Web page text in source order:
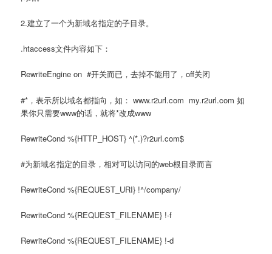
2.建立了一个为新域名指定的子目录。
.htaccess文件内容如下：
RewriteEngine on #开关而已，去掉不能用了，off关闭
#*，表示所以域名都指向，如： www.r2url.com my.r2url.com 如
果你只需要www的话，就将*改成www
RewriteCond %{HTTP_HOST} ^(*.)?r2url.com$
#为新域名指定的目录，相对可以访问的web根目录而言
RewriteCond %{REQUEST_URI} !^/company/
RewriteCond %{REQUEST_FILENAME} !-f
RewriteCond %{REQUEST_FILENAME} !-d